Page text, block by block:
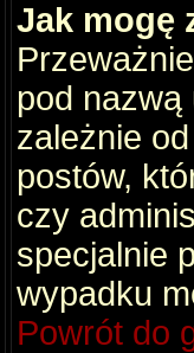
Jak mogę
pod nazwą
zależnie
postów,
czy
specjalnie
wypadku
Powrót do